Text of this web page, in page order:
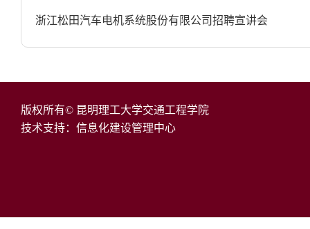
浙江松田汽车电机系统股份有限公司招聘宣讲会
版权所有© 昆明理工大学交通工程学院
技术支持：信息化建设管理中心